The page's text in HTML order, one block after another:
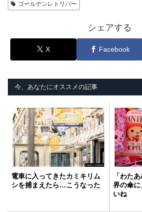
ゴールデンレトリバー
シェアする
X Facebook
今、あなたにオススメの記事
電車に入ってきたカミキリム
シを捕まえたら…こうなった
「わた
界の傘
いね